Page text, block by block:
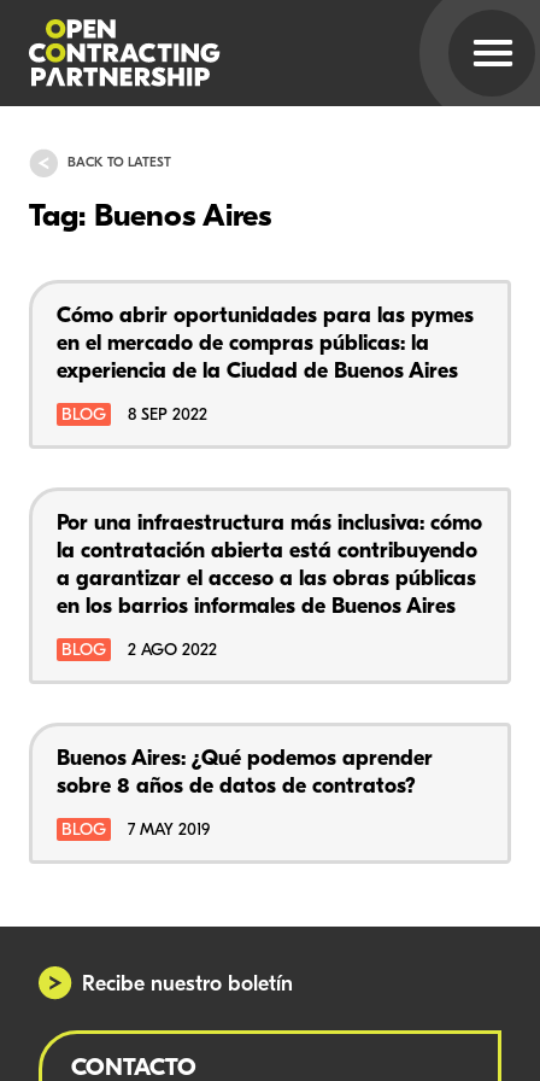
BACK TO LATEST
Tag: Buenos Aires
Cómo abrir oportunidades para las pymes
en el mercado de compras públicas: la
experiencia de la Ciudad de Buenos Aires
BLOG 8 SEP 2022
Por una infraestructura más inclusiva: cómo
la contratación abierta está contribuyendo
a garantizar el acceso a las obras públicas
en los barrios informales de Buenos Aires
BLOG 2 AGO 2022
Buenos Aires: ¿Qué podemos aprender
sobre 8 años de datos de contratos?
BLOG 7 MAY 2019
Recibe nuestro boletín
CONTACTO